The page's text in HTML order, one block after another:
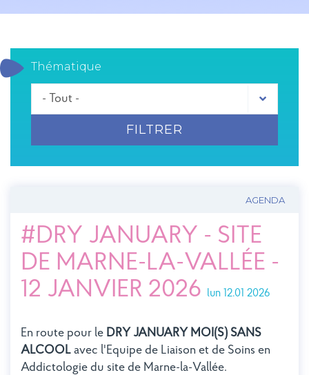
Thématique
FILTRER
AGENDA
#DRY JANUARY - SITE
DE MARNE-LA-VALLÉE -
12 JANVIER 2026
lun 12.01 2026
En route pour le DRY JANUARY MOI(S) SANS
ALCOOL avec l'Equipe de Liaison et de Soins en
Addictologie du site de Marne-la-Vallée.